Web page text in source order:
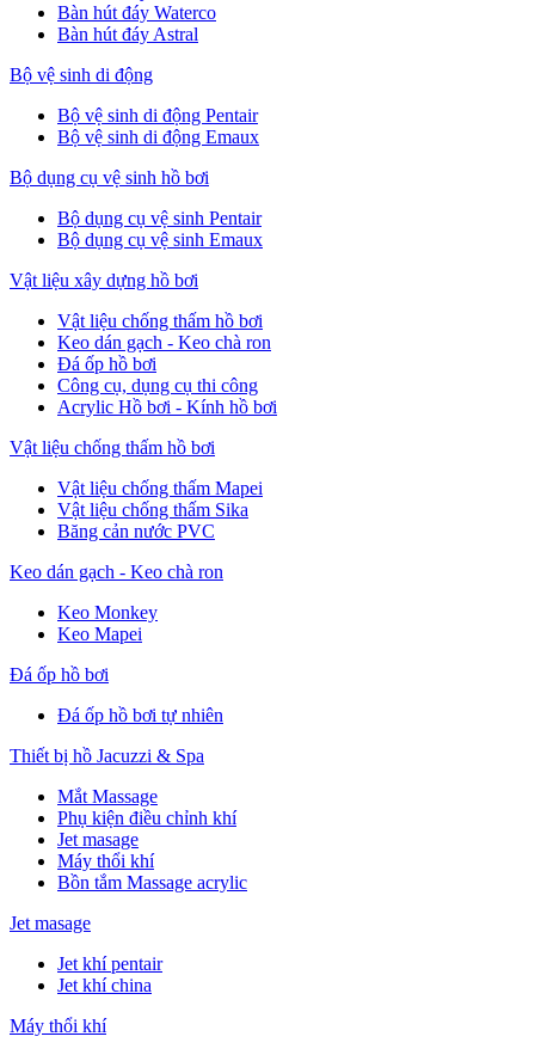
Bàn hút đáy Waterco
Bàn hút đáy Astral
Bộ vệ sinh di động
Bộ vệ sinh di động Pentair
Bộ vệ sinh di động Emaux
Bộ dụng cụ vệ sinh hồ bơi
Bộ dụng cụ vệ sinh Pentair
Bộ dụng cụ vệ sinh Emaux
Vật liệu xây dựng hồ bơi
Vật liệu chống thấm hồ bơi
Keo dán gạch - Keo chà ron
Đá ốp hồ bơi
Công cụ, dụng cụ thi công
Acrylic Hồ bơi - Kính hồ bơi
Vật liệu chống thấm hồ bơi
Vật liệu chống thấm Mapei
Vật liệu chống thấm Sika
Băng cản nước PVC
Keo dán gạch - Keo chà ron
Keo Monkey
Keo Mapei
Đá ốp hồ bơi
Đá ốp hồ bơi tự nhiên
Thiết bị hồ Jacuzzi & Spa
Mắt Massage
Phụ kiện điều chỉnh khí
Jet masage
Máy thổi khí
Bồn tắm Massage acrylic
Jet masage
Jet khí pentair
Jet khí china
Máy thổi khí